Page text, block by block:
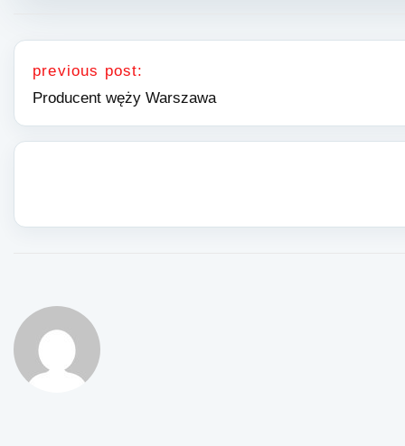
Nawigacja wpisu
previous post:
Producent węży Warszawa